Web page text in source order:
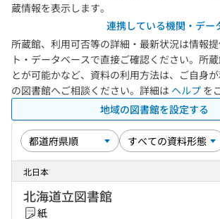
蔵情報を表示します。
連携している機関・デー
所蔵館、利用可否等の詳細・最新状況は情報
ト・データベースで直接ご確認ください。所
とが可能かなど、資料の利用方法は、ご自身
の図書館へご相談ください。詳細は ヘルプ を
地域の図書館を設定する
北日本
北海道立図書館
紙